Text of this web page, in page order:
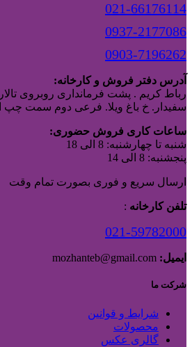
021-66176114
0937-2177086
0903-7196262
آدرس دفتر فروش و کارخانه:
رباط کریم . پشت فرمانداری روبروی
سفیدار. خ باغ ویلا. فرعی دوم سمت چپ
ساعات کاری فروش حضوری:
شنبه تا چهارشنبه: 8 الی 18
پنجشنبه: 8 الی 14
ارسال سریع و فوری بصورت تمام وقت
تلفن کارخانه :
021-59782000
ایمیل:
شرکت ما
شرایط و قوانین
محصولات
گالری عکس